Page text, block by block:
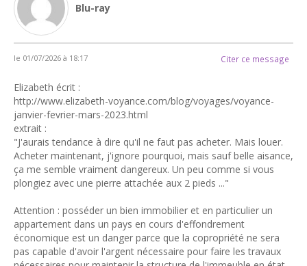
Blu-ray
le 01/07/2026 à 18:17 Citer ce message
Elizabeth écrit :
http://www.elizabeth-voyance.com/blog/voyages/voyance-
janvier-fevrier-mars-2023.html
extrait :
"J'aurais tendance à dire qu'il ne faut pas acheter. Mais louer.
Acheter maintenant, j'ignore pourquoi, mais sauf belle aisance,
ça me semble vraiment dangereux. Un peu comme si vous
plongiez avec une pierre attachée aux 2 pieds ..."
Attention : posséder un bien immobilier et en particulier un
appartement dans un pays en cours d'effondrement
économique est un danger parce que la copropriété ne sera
pas capable d'avoir l'argent nécessaire pour faire les travaux